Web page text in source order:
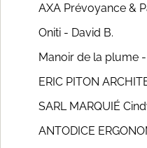
AXA Prévoyance &
Oniti - David B.
Manoir de la plume -
ERIC PITON
SARL MARQUIÉ
ANTODICE